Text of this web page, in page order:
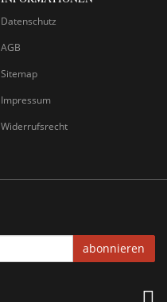
Datenschutz
AGB
Sitemap
Impressum
Widerrufsrecht
abonnieren